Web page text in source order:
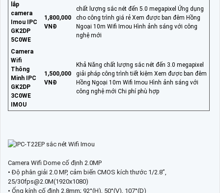
lắp
camera
Imou IPC
GK2DP
5C0WE
1,800,000
VNĐ
chất lượng sắc nét đến 5.0 megapixel Ứng dụng
cho công trình giá rẻ Xem được ban đêm Hồng
Ngoại 10m Wifi Imou Hình ảnh sáng với công
nghệ mới
Camera
Wifi
Thông
Minh IPC
GK2DP
3C0WE
IMOU
1,500,000
VNĐ
Khả Năng chất lượng sắc nét đến 3.0 megapixel
giải pháp công trình tiết kiệm Xem được ban đêm
Hồng Ngoại 10m Wifi Imou Hình ảnh sáng với
công nghệ mới Chi phí phù hợp
Camera Wifi Dome cố định 2.0MP
• Độ phân giải 2.0 MP, cảm biến CMOS kích thước 1/2.8”,
25/30fps@2.0M(1920x1080)
• Ống kính cố định 2.8mm; 92°(H), 50°(V), 107°(D)